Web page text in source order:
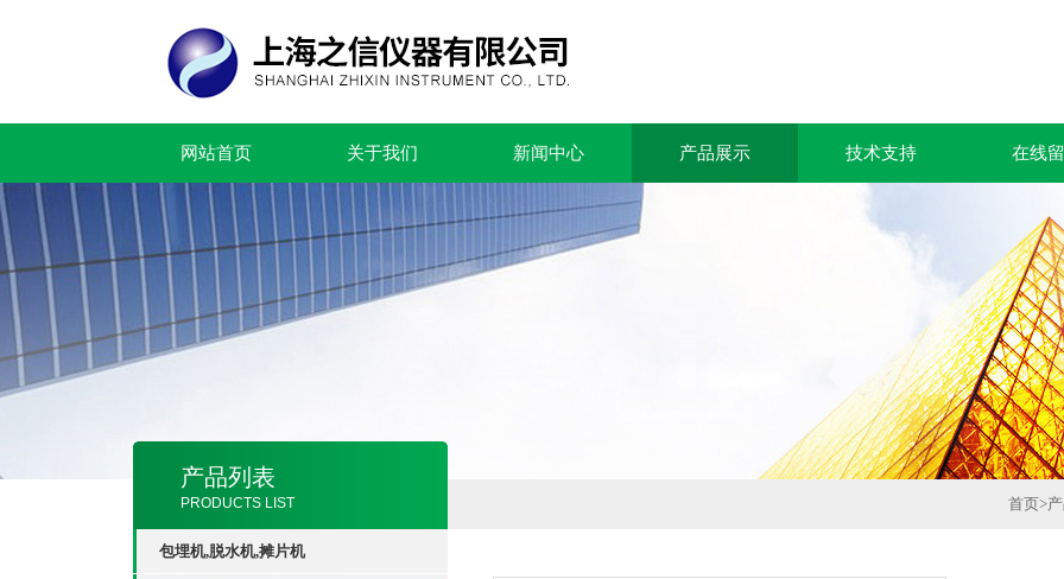
网站首页 关于我们 新闻中心 产品展示 技术支持 在线
产品列表
PRODUCTS LIST
包埋机,脱水机,摊片机
首页>